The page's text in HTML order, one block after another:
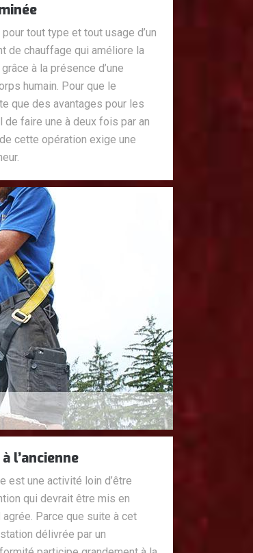
tout type et tout usage d’un
de chauffage qui améliore la
à la présence d’une
humain. Pour que le
que des avantages pour les
faire une à deux fois par an
cette opération exige une
l’ancienne
est une activité loin d’être
qui devrait être mis en
Parce que suite à cet
délivrée par un